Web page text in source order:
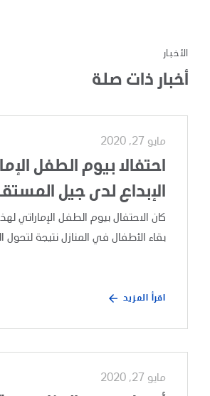
الأخبار
أخبار ذات صلة
مايو 27, 2020
احتفالا بيوم الطفل
الإبداع لدى جيل
بقاء الأطفال في المنازل نتيجة
اقرأ المزيد
مايو 27, 2020